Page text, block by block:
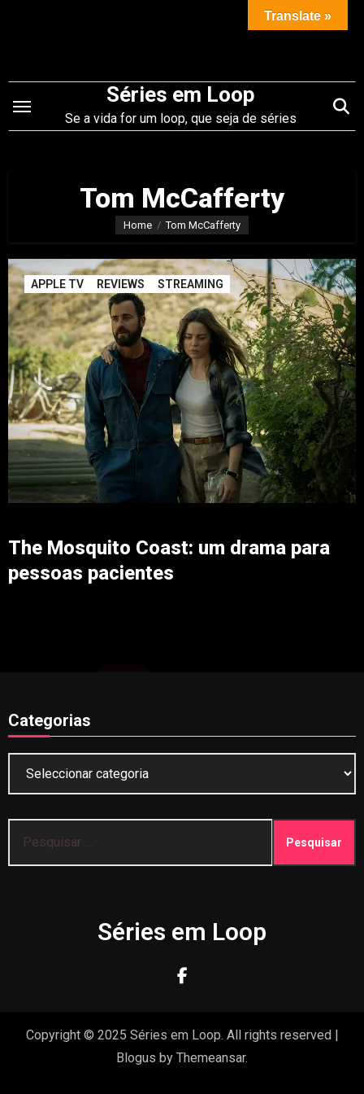
conteúdo
Séries em Loop
Se a vida for um loop, que seja de séries
Tom McCafferty
Home Tom McCafferty
APPLE TV REVIEWS STREAMING
The Mosquito Coast: um drama para
pessoas pacientes
Categorias
por:
Séries em Loop
Copyright © 2025 Séries em Loop. All rights reserved |
Blogus by Themeansar.
Translate »